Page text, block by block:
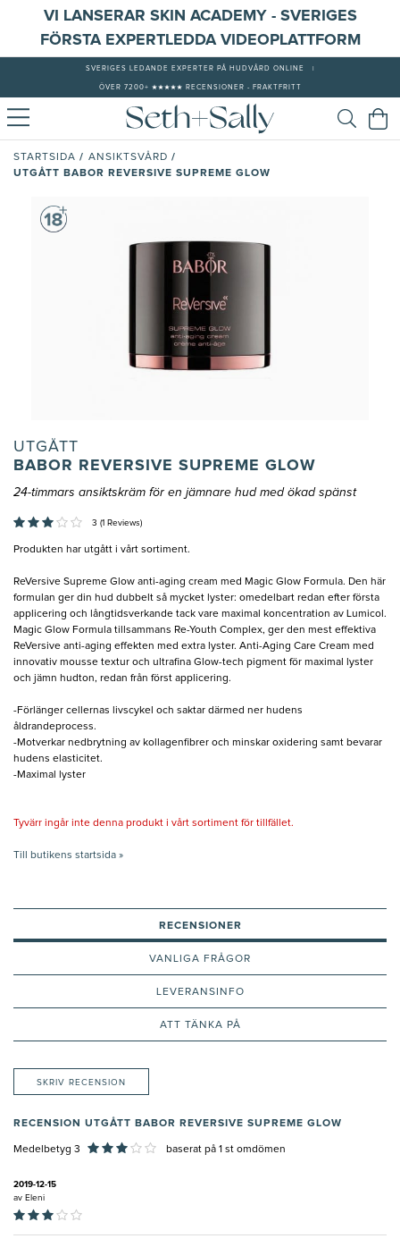
VI LANSERAR SKIN ACADEMY - SVERIGES
FÖRSTA EXPERTLEDDA VIDEOPLATTFORM
SVERIGES LEDANDE EXPERTER PÅ HUDVÅRD ONLINE
ÖVER 7200+ ★★★★★ RECENSIONER - FRAKTFRITT
STARTSIDA / ANSIKTSVÅRD /
UTGÅTT BABOR REVERSIVE SUPREME GLOW
UTGÅTT
BABOR REVERSIVE SUPREME GLOW
24-timmars ansiktskräm för en jämnare hud med ökad spänst
3 (1 Reviews)
Produkten har utgått i vårt sortiment.
ReVersive Supreme Glow anti-aging cream med Magic Glow Formula. Den här
formulan ger din hud dubbelt så mycket lyster: omedelbart redan efter första
applicering och långtidsverkande tack vare maximal koncentration av Lumicol.
Magic Glow Formula tillsammans Re-Youth Complex, ger den mest effektiva
ReVersive anti-aging effekten med extra lyster. Anti-Aging Care Cream med
innovativ mousse textur och ultrafina Glow-tech pigment för maximal lyster
och jämn hudton, redan från först applicering.
-Förlänger cellernas livscykel och saktar därmed ner hudens
åldrandeprocess.
-Motverkar nedbrytning av kollagenfibrer och minskar oxidering samt bevarar
hudens elasticitet.
-Maximal lyster
Tyvärr ingår inte denna produkt i vårt sortiment för tillfället.
Till butikens startsida »
RECENSIONER
VANLIGA FRÅGOR
LEVERANSINFO
ATT TÄNKA PÅ
SKRIV RECENSION
RECENSION UTGÅTT BABOR REVERSIVE SUPREME GLOW
Medelbetyg 3 baserat på 1 st omdömen
2019-12-15
av Eleni